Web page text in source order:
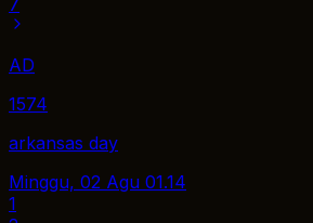
AD
1574
arkansas day
Minggu, 02 Agu 01.14
1